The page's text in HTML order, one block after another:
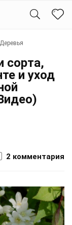
сорта,
и уход
2 комментария